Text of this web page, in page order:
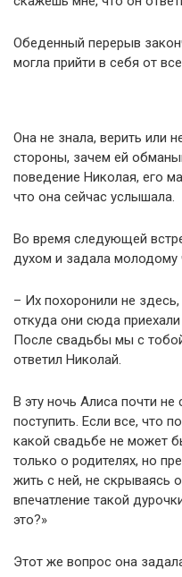
Обеденный перерыв
могла прийти в себя от
Она не знала, верить или
стороны, зачем ей
поведение Николая, его
что она сейчас услышала.
Во время следующей
духом и задала молодому
– Их пoxopонили не
откуда они сюда
После свадьбы мы с
ответил Николай.
В эту ночь Алиса почти не
поступить. Если все, что
какой свадьбе не может
только о родителях, но
жить с ней, не скрываясь
впечатление такой
это?»
Этот же вопрос она